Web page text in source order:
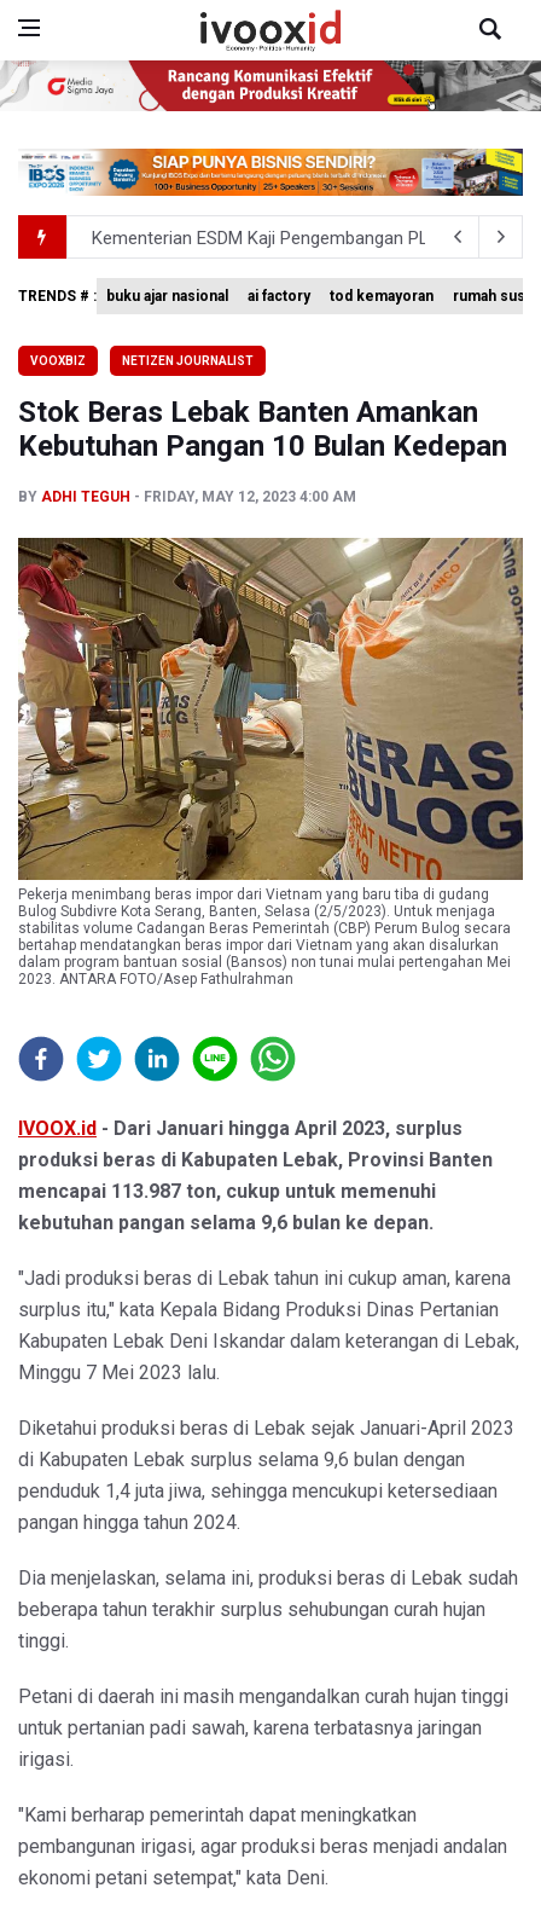
Kementerian ESDM Kaji Pengembangan PLTS
BRIN Kembangkan Teknologi Modifikasi Cuaca hingga
Terkait Temuan 995 Pucuk Senjata, Yayasan Sekolah:
KPK Terima Permintaan Kejaksaan Agung Periksa
TRENDS # : buku ajar nasional ai factory tod kemayoran rumah
VOOXBIZ NETIZEN JOURNALIST
Stok Beras Lebak Banten Amankan
Kebutuhan Pangan 10 Bulan Kedepan
BY ADHI TEGUH FRIDAY, MAY 12, 2023 4:00 AM
Pekerja menimbang beras impor dari Vietnam yang baru tiba di gudang
Bulog Subdivre Kota Serang, Banten, Selasa (2/5/2023). Untuk menjaga
stabilitas volume Cadangan Beras Pemerintah (CBP) Perum Bulog secara
bertahap mendatangkan beras impor dari Vietnam yang akan disalurkan
dalam program bantuan sosial (Bansos) non tunai mulai pertengahan Mei
2023. ANTARA FOTO/Asep Fathulrahman
IVOOX.id - Dari Januari hingga April 2023, surplus
produksi beras di Kabupaten Lebak, Provinsi Banten
mencapai 113.987 ton, cukup untuk memenuhi
kebutuhan pangan selama 9,6 bulan ke depan.
"Jadi produksi beras di Lebak tahun ini cukup aman, karena
surplus itu," kata Kepala Bidang Produksi Dinas Pertanian
Kabupaten Lebak Deni Iskandar dalam keterangan di Lebak,
Minggu 7 Mei 2023 lalu.
Diketahui produksi beras di Lebak sejak Januari-April 2023
di Kabupaten Lebak surplus selama 9,6 bulan dengan
penduduk 1,4 juta jiwa, sehingga mencukupi ketersediaan
pangan hingga tahun 2024.
Dia menjelaskan, selama ini, produksi beras di Lebak sudah
beberapa tahun terakhir surplus sehubungan curah hujan
tinggi.
Petani di daerah ini masih mengandalkan curah hujan tinggi
untuk pertanian padi sawah, karena terbatasnya jaringan
irigasi.
"Kami berharap pemerintah dapat meningkatkan
pembangunan irigasi, agar produksi beras menjadi andalan
ekonomi petani setempat," kata Deni.